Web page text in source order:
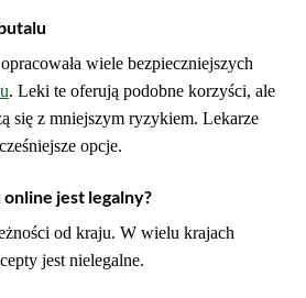
wiele bezpieczniejszych
. Leki te oferują podobne korzyści, ale
się z mniejszym ryzykiem. Lekarze
opcje.
jest legalny?
od kraju. W wielu krajach
jest nielegalne.